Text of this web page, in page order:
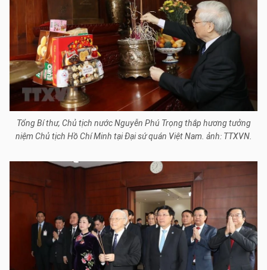
Tổng Bí thư, Chủ tịch nước Nguyễn Phú Trọng thắp hương tưởng
niệm Chủ tịch Hồ Chí Minh tại Đại sứ quán Việt Nam. ảnh: TTXVN.